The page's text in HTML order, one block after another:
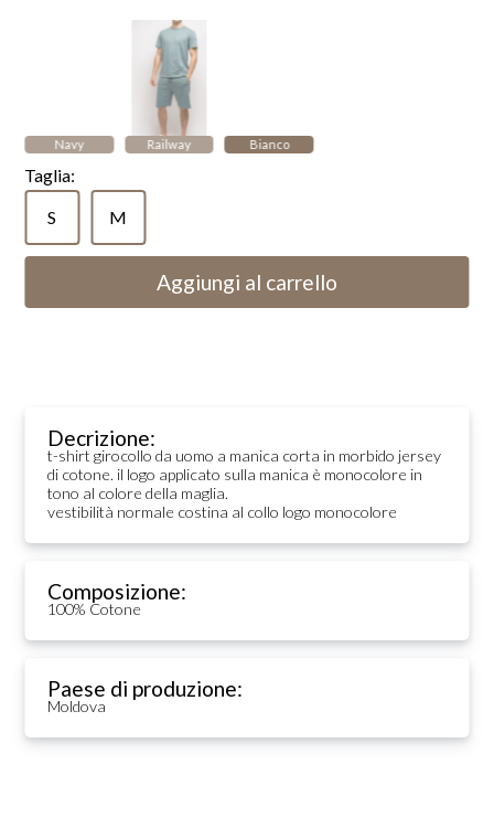
Navy Railway Bianco
Taglia:
S
M
Aggiungi al carrello
Decrizione:
t-shirt girocollo da uomo a manica corta in morbido jersey
di cotone. il logo applicato sulla manica è monocolore in
tono al colore della maglia.
vestibilità normale costina al collo logo monocolore
Composizione:
100% Cotone
Paese di produzione:
Moldova